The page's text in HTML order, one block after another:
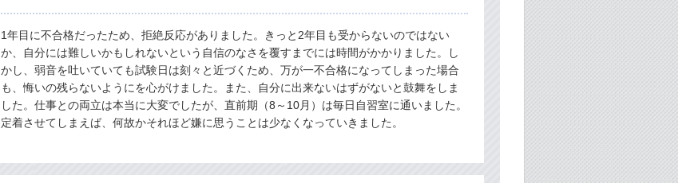
1年目に不合格だったため、拒絶反応がありました。きっと2年目も受からないのではない
か、自分には難しいかもしれないという自信のなさを覆すまでには時間がかかりました。し
かし、弱音を吐いていても試験日は刻々と近づくため、万が一不合格になってしまった場合
も、悔いの残らないようにを心がけました。また、自分に出来ないはずがないと鼓舞をしま
した。仕事との両立は本当に大変でしたが、直前期（8～10月）は毎日自習室に通いました。
定着させてしまえば、何故かそれほど嫌に思うことは少なくなっていきました。